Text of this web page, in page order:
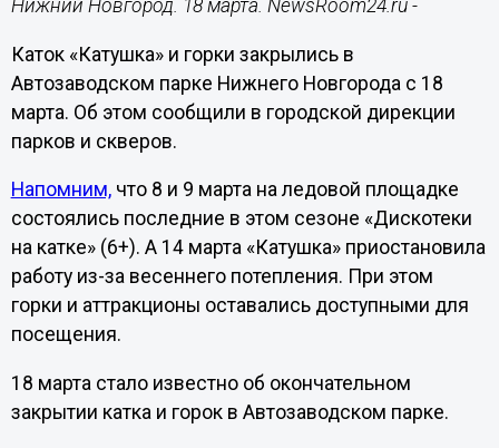
Нижний Новгород. 18 марта. NewsRoom24.ru -
Каток «Катушка» и горки закрылись в
Автозаводском парке Нижнего Новгорода с 18
марта. Об этом сообщили в городской дирекции
парков и скверов.
Напомним,что 8 и 9 марта на ледовой площадке
состоялись последние в этом сезоне «Дискотеки
на катке» (6+). А 14 марта «Катушка» приостановила
работу из-за весеннего потепления. При этом
горки и аттракционы оставались доступными для
посещения.
18 марта стало известно об окончательном
закрытии катка и горок в Автозаводском парке.